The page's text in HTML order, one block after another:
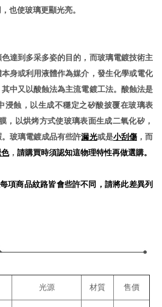
也使玻璃更顯光亮。
達到多采多姿的目的，而玻璃電鍍技術主
身或利用液體作為媒介，發生化學或電化
中又以酸蝕法為主流電鍍工法。酸蝕法是
浸蝕，以生成不穩定之矽酸披覆在玻璃表
，以烘烤方式使玻璃表面生成二氧化矽，
玻璃電鍍成品有些許漏光或是小刮傷，而
， 請購買時須認知這物理特性再做選購。
項商品紋路皆會些許不同，請將此差異列
光源 材質 售價